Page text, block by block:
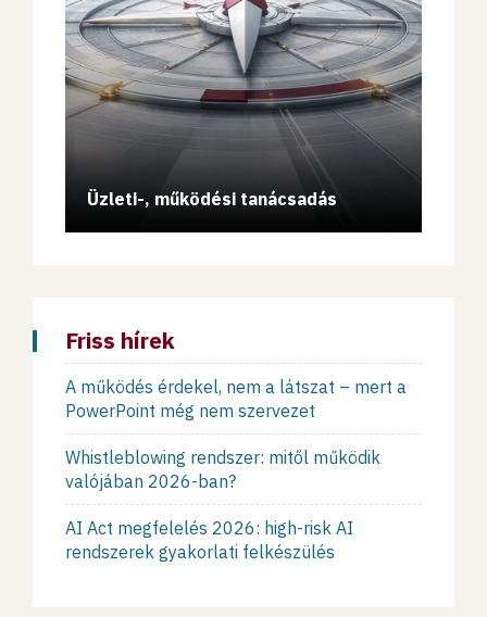
Üzleti-, működési tanácsadás
Friss hírek
A működés érdekel, nem a látszat – mert a
PowerPoint még nem szervezet
Whistleblowing rendszer: mitől működik
valójában 2026-ban?
AI Act megfelelés 2026: high-risk AI
rendszerek gyakorlati felkészülés